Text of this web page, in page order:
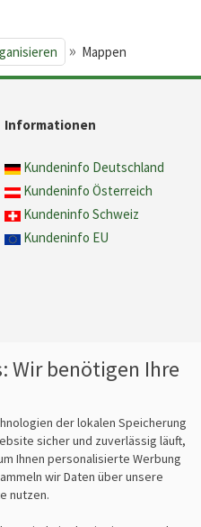
» Mappen
Informationen
Kundeninfo Deutschland
Kundeninfo Österreich
Kundeninfo Schweiz
Kundeninfo EU
Kontakt
bits&paper GmbH
Sonnenstr. 6
Wir benötigen Ihre
der lokalen Speicherung
sicher und zuverlässig läuft,
Ihnen personalisierte Werbung
wir Daten über unsere
nutzen.